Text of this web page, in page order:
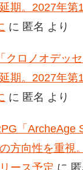
期。2027年第
に 匿名 より
クロノオデッ
期。2027年第
に 匿名 より
「ArcheAge
方向性を重視
ース予定 に